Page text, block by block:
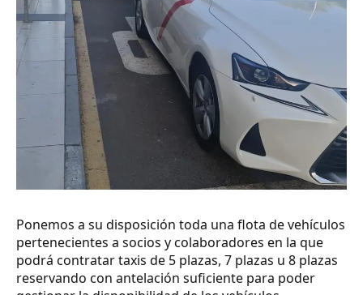
Ponemos a su disposición toda una flota de vehículos
pertenecientes a socios y colaboradores en la que
podrá contratar taxis de 5 plazas, 7 plazas u 8 plazas
reservando con antelación suficiente para poder